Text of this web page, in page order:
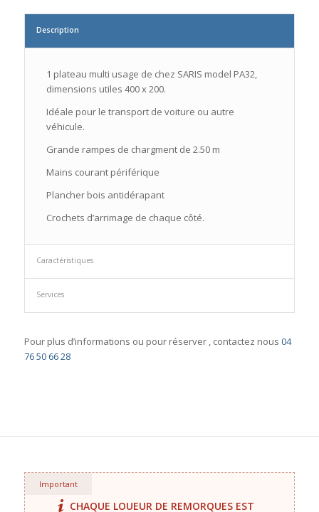
Description
1 plateau multi usage de chez SARIS model PA32,
dimensions utiles 400 x 200.
Idéale pour le transport de voiture ou autre
véhicule.
Grande rampes de chargment de 2.50 m
Mains courant périférique
Plancher bois antidérapant
Crochets d’arrimage de chaque côté.
Caractéristiques
Services
Pour plus d’informations ou pour réserver , contactez nous 04
76 50 66 28
Important
CHAQUE LOUEUR DE REMORQUES EST